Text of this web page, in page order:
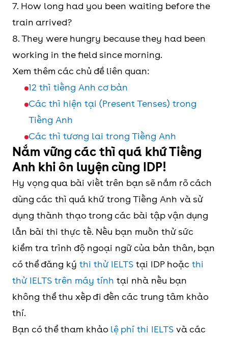
7. How long had you been waiting before the
train arrived?
8. They were hungry because they had been
working in the field since morning.
Xem thêm các chủ đề liên quan:
12 thì tiếng Anh cơ bản
Các thì hiện tại (Present Tenses) trong
Tiếng Anh
Các thì tương lai trong Tiếng Anh
Nắm vững các thì quá khứ Tiếng
Anh khi ôn luyện cùng IDP!
Hy vọng qua bài viết trên bạn sẽ nắm rõ cách
dùng các thì quá khứ trong Tiếng Anh và sử
dụng thành thạo trong các bài tập vận dụng
lẫn bài thi thực tế. Nếu bạn muốn thử sức
kiểm tra trình độ ngoại ngữ của bản thân, bạn
có thể đăng ký thi thử IELTS tại IDP hoặc thi
thử IELTS trên máy tính tại nhà nếu bạn
không thể thu xếp đi đến các trung tâm khảo
thí.
Bạn có thể tham khảo lệ phí thi IELTS và các